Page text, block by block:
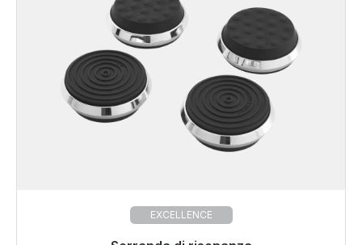
EXCELLENCE